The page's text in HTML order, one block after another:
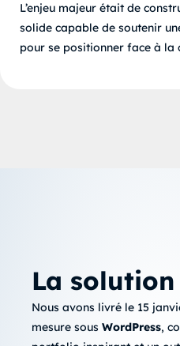
L’enjeu majeur était de
solide capable de soutenir
pour se positionner face à la
La
Nous avons livré le 15
mesure sous WordPress,